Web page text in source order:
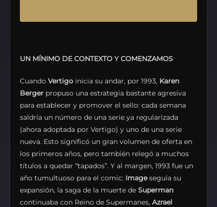
UN MÍNIMO DE CONTEXTO Y COMENZAMOS
Cuando Vertigo inicia su andar, por 1993, Karen
Berger propuso una estrategia bastante agresiva
para establecer y promover el sello: cada semana
saldría un número de una serie ya regularizada
(ahora adoptada por Vertigo) y uno de una serie
nueva. Esto significó un gran volumen de oferta en
los primeros años, pero también relegó a muchos
títulos a quedar “tapados”. Y al margen, 1993 fue un
año tumultuoso para el comic: Imageseguía su
expansión, la saga de la muerte de Superman
continuaba con Reino de Supermanes, Azrael